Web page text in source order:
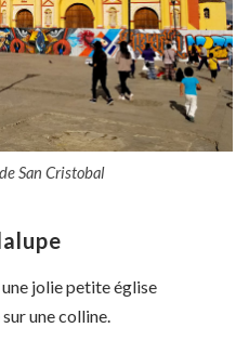
San Cristobal
jolie petite église
une colline.